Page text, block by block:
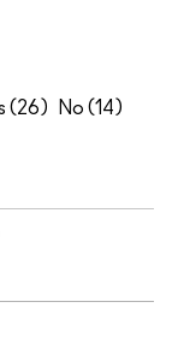
26 14